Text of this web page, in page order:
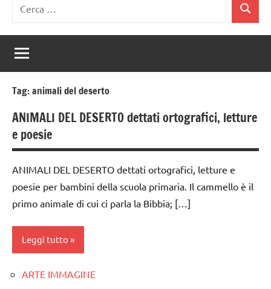
per:
Cerca
Tag:animali del deserto
ANIMALI DEL DESERTO dettati ortografici, letture
e poesie
ANIMALI DEL DESERTO dettati ortografici, letture e
poesie per bambini della scuola primaria. Il cammello è il
primo animale di cui ci parla la Bibbia; […]
Leggi tutto
dai
ARTE IMMAGINE